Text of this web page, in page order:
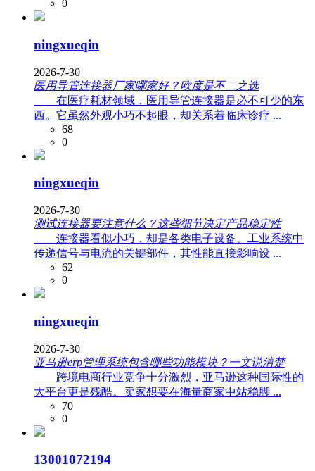
0
ningxueqin
2026-7-30
医用导管连接器厂家哪家好？欧度是不二之选
在医疗耗材领域，医用导管连接器是必不可少的东
西。它虽然外观小巧不起眼，却关系着临床诊疗 ...
68
0
ningxueqin
2026-7-30
测试连接器要注意什么？这些细节决定产品稳定性
连接器看似小巧，却是各类电子设备、工业系统中
传递信号与电流的关键部件，其性能直接影响设 ...
62
0
ningxueqin
2026-7-30
亚马逊erp管理系统包含哪些功能模块？一文说清楚
跨境电商行业竞争十分激烈，亚马逊这种国际性的
大平台更是残酷。卖家想要在海量商家中站稳脚 ...
70
0
13001072194